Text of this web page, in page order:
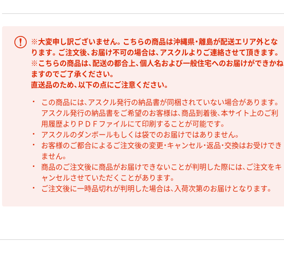
※大変申し訳ございません。こちらの商品は沖縄県・離島が配送エリア外とな
ります。ご注文後、お届け不可の場合は、アスクルよりご連絡させて頂きます。
※こちらの商品は、配送の都合上、個人名および一般住宅へのお届けができかね
ますのでご了承ください。
直送品のため、以下の点にご注意ください。
この商品には、アスクル発行の納品書が同梱されていない場合があります。
アスクル発行の納品書をご希望のお客様は、商品到着後、本サイト上のご利
用履歴よりＰＤＦファイルにて印刷することが可能です。
アスクルのダンボールもしくは袋でのお届けではありません。
お客様のご都合によるご注文後の変更・キャンセル・返品・交換はお受けでき
ません。
商品のご注文後に商品がお届けできないことが判明した際には、ご注文をキ
ャンセルさせていただくことがあります。
ご注文後に一時品切れが判明した場合は、入荷次第のお届けとなります。